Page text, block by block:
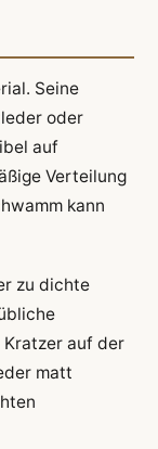
Seine
oder
auf
Verteilung
kann
zu dichte
Kratzer auf der
matt